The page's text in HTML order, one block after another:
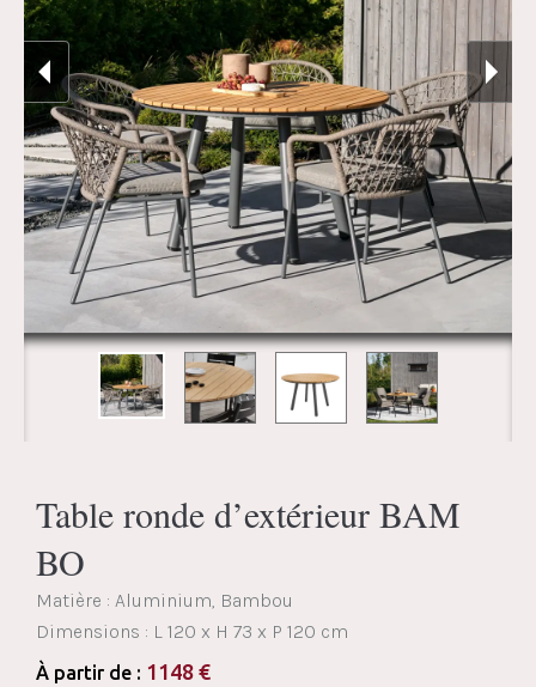
Table ronde d’extérieur BAM
BO
Matière : Aluminium, Bambou
Dimensions : L 120 x H 73 x P 120 cm
À partir de : 1148 €